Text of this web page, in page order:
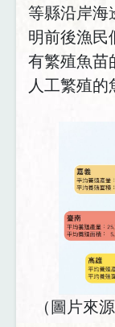
等縣沿岸海
明前後漁
有繁殖魚苗
人工繁殖的
（圖片來